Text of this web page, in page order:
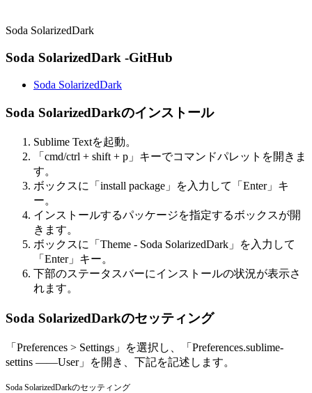
Soda SolarizedDark
Soda SolarizedDark -GitHub
Soda SolarizedDark
Soda SolarizedDarkのインストール
Sublime Textを起動。
「cmd/ctrl + shift + p」キーでコマンドパレットを開きま
す。
ボックスに「install package」を入力して「Enter」キ
ー。
インストールするパッケージを指定するボックスが開
きます。
ボックスに「Theme - Soda SolarizedDark」を入力して
「Enter」キー。
下部のステータスバーにインストールの状況が表示さ
れます。
Soda SolarizedDarkのセッティング
「Preferences > Settings」を選択し、「Preferences.sublime-
settins ——User」を開き、下記を記述します。
Soda SolarizedDarkのセッティング